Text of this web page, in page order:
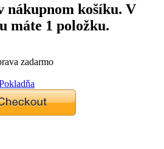
nákupnom košíku. V
máte 1 položku.
zadarmo